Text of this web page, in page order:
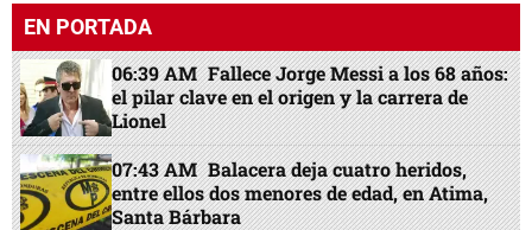
EN PORTADA
06:39 AM Fallece Jorge Messi a los 68 años:
el pilar clave en el origen y la carrera de
Lionel
07:43 AM Balacera deja cuatro heridos,
entre ellos dos menores de edad, en Atima,
Santa Bárbara